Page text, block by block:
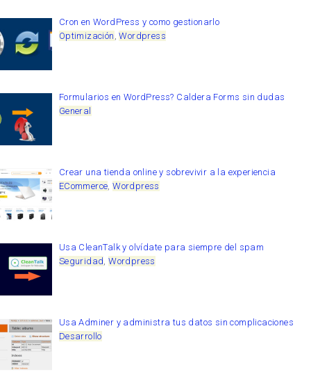
Cron en WordPress y como gestionarlo
Optimización ,Wordpress
Formularios en WordPress? Caldera Forms sin dudas
General
Crear una tienda online y sobrevivir a la experiencia
ECommerce,Wordpress
Usa CleanTalk y olvídate para siempre del spam
Seguridad,Wordpress
Usa Adminer y administra tus datos sin complicaciones
Desarrollo